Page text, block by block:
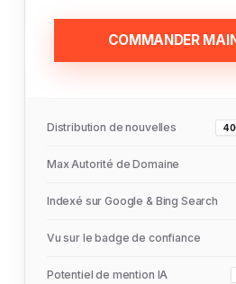
COMMANDER
Distribution de nouvelles
Max Autorité de Domaine
Indexé sur Google & Bing Search
Vu sur le badge de confiance
Potentiel de mention IA